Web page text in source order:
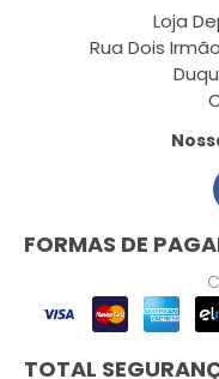
Loja
Rua Dois
FORMAS DE
TOTAL